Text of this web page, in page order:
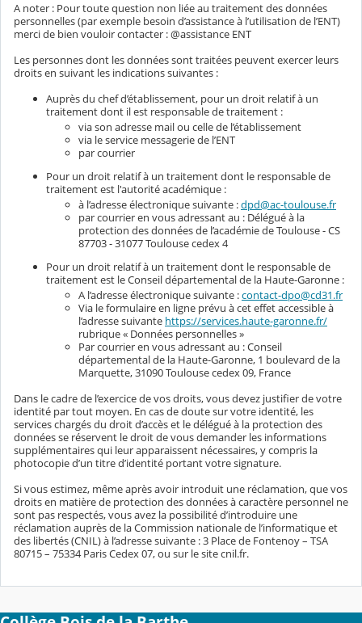
A noter : Pour toute question non liée au traitement des données
personnelles (par exemple besoin d’assistance à l’utilisation de l’ENT)
merci de bien vouloir contacter : @assistance ENT
Les personnes dont les données sont traitées peuvent exercer leurs
droits en suivant les indications suivantes :
Auprès du chef d’établissement, pour un droit relatif à un
traitement dont il est responsable de traitement :
via son adresse mail ou celle de l’établissement
via le service messagerie de l’ENT
par courrier
Pour un droit relatif à un traitement dont le responsable de
traitement est l'autorité académique :
à l’adresse électronique suivante :dpd@ac-toulouse.fr
par courrier en vous adressant au : Délégué à la
protection des données de l’académie de Toulouse - CS
87703 - 31077 Toulouse cedex 4
Pour un droit relatif à un traitement dont le responsable de
traitement est le Conseil départemental de la Haute-Garonne :
A l’adresse électronique suivante :contact-dpo@cd31.fr
Via le formulaire en ligne prévu à cet effet accessible à
l’adresse suivante https://services.haute-garonne.fr/
rubrique « Données personnelles »
Par courrier en vous adressant au : Conseil
départemental de la Haute-Garonne, 1 boulevard de la
Marquette, 31090 Toulouse cedex 09, France
Dans le cadre de l’exercice de vos droits, vous devez justifier de votre
identité par tout moyen. En cas de doute sur votre identité, les
services chargés du droit d’accès et le délégué à la protection des
données se réservent le droit de vous demander les informations
supplémentaires qui leur apparaissent nécessaires, y compris la
photocopie d’un titre d’identité portant votre signature.
Si vous estimez, même après avoir introduit une réclamation, que vos
droits en matière de protection des données à caractère personnel ne
sont pas respectés, vous avez la possibilité d’introduire une
réclamation auprès de la Commission nationale de l’informatique et
des libertés (CNIL) à l’adresse suivante : 3 Place de Fontenoy – TSA
80715 – 75334 Paris Cedex 07, ou sur le site cnil.fr.